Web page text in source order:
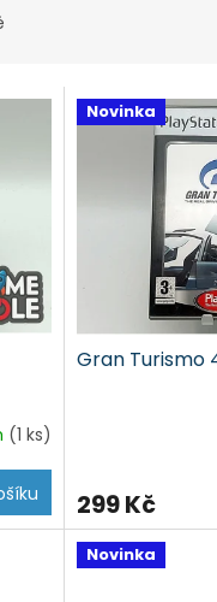
(1 ks)
Novinka
Gran Turismo
299 Kč
Novinka